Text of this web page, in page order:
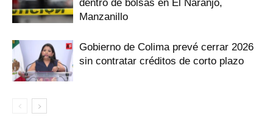
dentro de bolsas en El Naranjo,
Manzanillo
Gobierno de Colima prevé cerrar 2026
sin contratar créditos de corto plazo